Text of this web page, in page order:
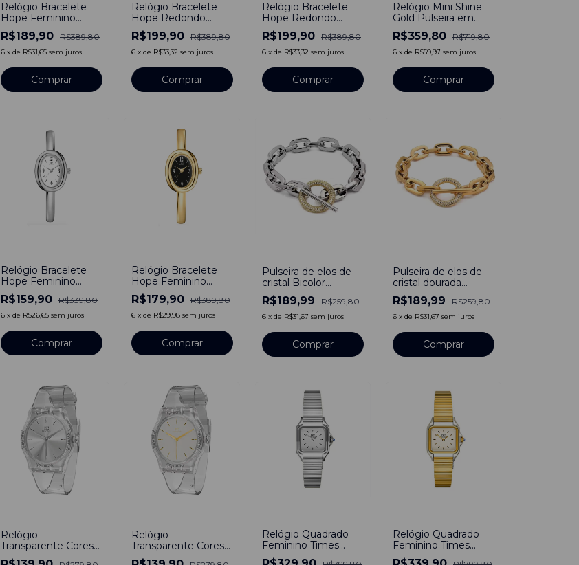
Relógio Bracelete
Hope Feminino
Quadrado Dourado
R$189,90 R$389,80
6 x de R$31,65 sem juros
Relógio Bracelete
Hope Redondo
Feminino Prata
R$199,90 R$389,80
6 x de R$33,32 sem juros
Relógio Bracelete
Hope Redondo
Feminino Dourado
R$199,90 R$389,80
6 x de R$33,32 sem juros
Relógio Mini Shine
Gold Pulseira em
Couro Brilhante Red
R$359,80 R$719,80
6 x de R$59,97 sem juros
Comprar
Relógio Bracelete
Hope Feminino
Prata
R$159,90 R$339,80
6 x de R$26,65 sem juros
Relógio Bracelete
Hope Feminino
Dourado - Black
R$179,90 R$389,80
6 x de R$29,98 sem juros
Pulseira de elos de
cristal Bicolor
Correntes
R$189,99 R$259,80
6 x de R$31,67 sem juros
Pulseira de elos de
cristal dourada
Correntes
R$189,99 R$259,80
6 x de R$31,67 sem juros
Relógio
Transparente Cores
Clear Whiteness
Relógio
Transparente Cores
Clear Whiteness
Relógio Quadrado
Feminino Times
Square Line Prata
Relógio Quadrado
Feminino Times
Square Bicolor Line